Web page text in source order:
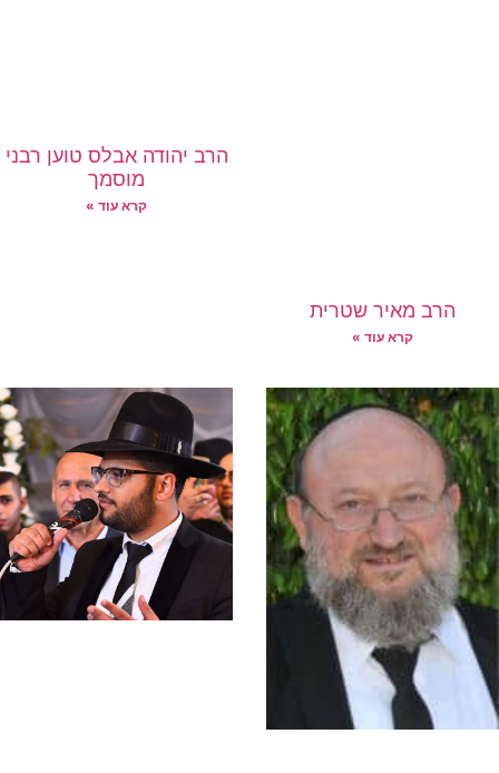
הרב מאיר שטרית
קרא עוד »
הרב יהודה אבלס טוען רבני
מוסמך
קרא עוד »